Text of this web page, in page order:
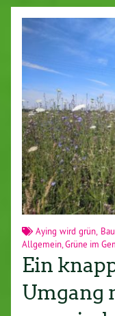
Aying wird grün,
Allgemein,Grüne im
Ein
Umgang